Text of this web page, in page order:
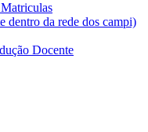
dentro da rede dos campi)
Docente